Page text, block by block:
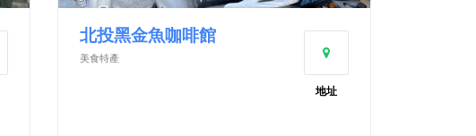
北投黑金魚咖啡館
美食特產
地址